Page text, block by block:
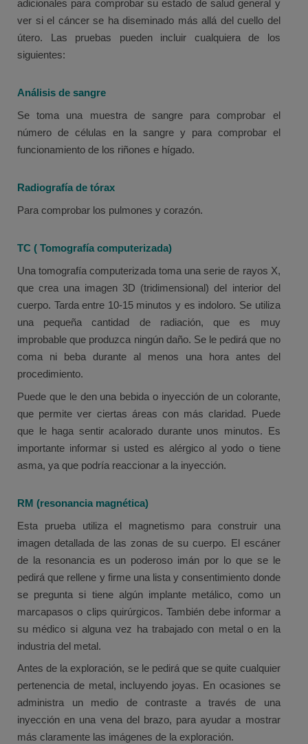
adicionales para comprobar su estado de salud general y
ver si el cáncer se ha diseminado más allá del cuello del
útero. Las pruebas pueden incluir cualquiera de los
siguientes:
Análisis de sangre
Se toma una muestra de sangre para comprobar el
número de células en la sangre y para comprobar el
funcionamiento de los riñones e hígado.
Radiografía de tórax
Para comprobar los pulmones y corazón.
TC ( Tomografía computerizada)
Una tomografía computerizada toma una serie de rayos X,
que crea una imagen 3D (tridimensional) del interior del
cuerpo. Tarda entre 10-15 minutos y es indoloro. Se utiliza
una pequeña cantidad de radiación, que es muy
improbable que produzca ningún daño. Se le pedirá que no
coma ni beba durante al menos una hora antes del
procedimiento.
Puede que le den una bebida o inyección de un colorante,
que permite ver ciertas áreas con más claridad. Puede
que le haga sentir acalorado durante unos minutos. Es
importante informar si usted es alérgico al yodo o tiene
asma, ya que podría reaccionar a la inyección.
RM (resonancia magnética)
Esta prueba utiliza el magnetismo para construir una
imagen detallada de las zonas de su cuerpo. El escáner
de la resonancia es un poderoso imán por lo que se le
pedirá que rellene y firme una lista y consentimiento donde
se pregunta si tiene algún implante metálico, como un
marcapasos o clips quirúrgicos. También debe informar a
su médico si alguna vez ha trabajado con metal o en la
industria del metal.
Antes de la exploración, se le pedirá que se quite cualquier
pertenencia de metal, incluyendo joyas. En ocasiones se
administra un medio de contraste a través de una
inyección en una vena del brazo, para ayudar a mostrar
más claramente las imágenes de la exploración.